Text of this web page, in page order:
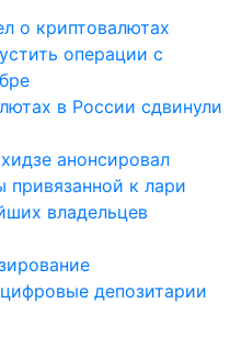
операции с
в России сдвинули
анонсировал
привязанной к лари
владельцев
депозитарии